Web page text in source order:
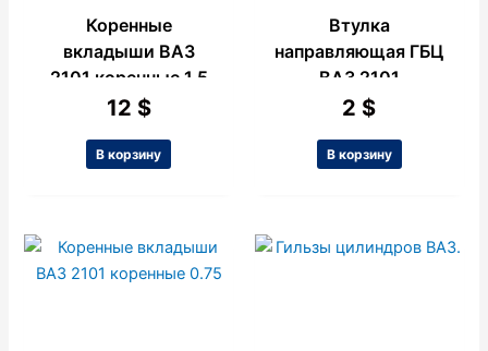
Коренные
вкладыши ВАЗ
2101 коренные 1,5
12 $
В корзину
Втулка
направляющая ГБЦ
ВАЗ 2101
2 $
В корзину